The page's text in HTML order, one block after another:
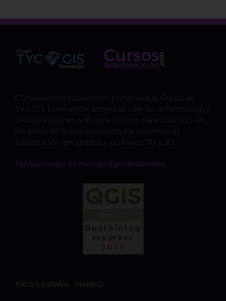
Profesionales formando a profesionales.
TYC GIS ESPAÑA – MADRID